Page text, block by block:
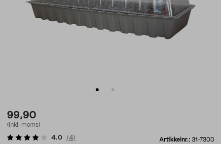
99,90
(inkl. moms)
Artikkelnr.: 31-7300
4.0 (4)